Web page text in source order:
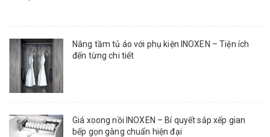
Nâng tầm tủ áo với phụ kiện INOXEN – Tiện ích
đến từng chi tiết
Giá xoong nồi INOXEN – Bí quyết sắp xếp gian
bếp gọn gàng chuẩn hiện đại